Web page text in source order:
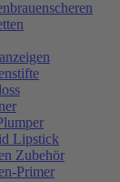
Lipstick
Zubehör
Primer